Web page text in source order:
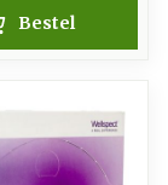
Bestel